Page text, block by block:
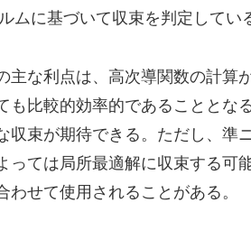
ムに基づいて収束を判定してい
主な利点は、高次導関数の計算
も比較的効率的であることとな
収束が期待できる。ただし、準
っては局所最適解に収束する可
わせて使用されることがある。